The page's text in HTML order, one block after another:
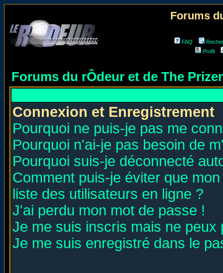
Forums
FAQ
Profil
Forums du rÔdeur et de The
Connexion et Enregistrement
Pourquoi ne puis-je pas me
Pourquoi n'ai-je pas besoin de
Pourquoi suis-je déconnecté
Comment puis-je éviter que
liste des utilisateurs en ligne ?
J'ai perdu mon mot de passe !
Je me suis inscris mais ne peux
Je me suis enregistré dans le